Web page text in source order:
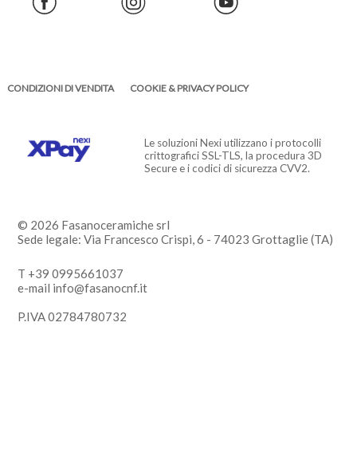
CONDIZIONI DI VENDITA COOKIE & PRIVACY POLICY
Le soluzioni Nexi utilizzano i protocolli
crittografici SSL-TLS, la procedura 3D
Secure e i codici di sicurezza CVV2.
© 2026 Fasanoceramiche srl
Sede legale: Via Francesco Crispi, 6 - 74023 Grottaglie (TA)
T +39 0995661037
e-mail info@fasanocnf.it
P.IVA 02784780732